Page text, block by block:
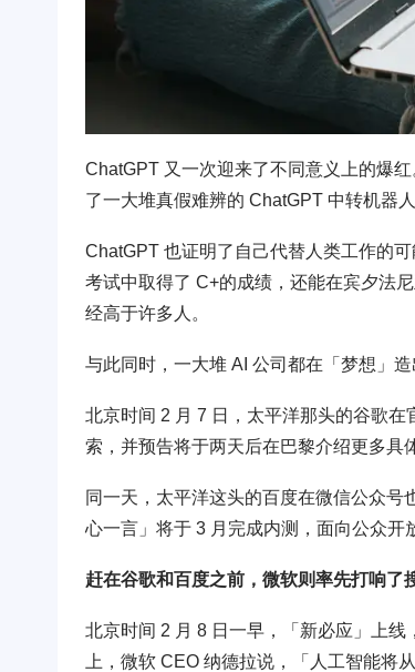
ChatGPT 又一次迎来了不同意义上的爆
了一大堆真假难辨的 ChatGPT 中转机器人
ChatGPT 也证明了自己代替人类工作的
考试中取得了 C+的成绩，还能在宾夕法
经高于许多人。
与此同时，一大堆 AI 公司都在「梦想」
北京时间 2 月 7 日，太平洋那头的谷歌
索，并预告将于两天后在巴黎介绍更多具
同一天，太平洋这头的百度在微信公众
心一言」将于 3 月完成内测，面向公众开
赶在谷歌和百度之前，微软则率先打响了
北京时间 2 月 8 日一早，「新必应」上
上，微软 CEO 纳德拉说，「人工智能